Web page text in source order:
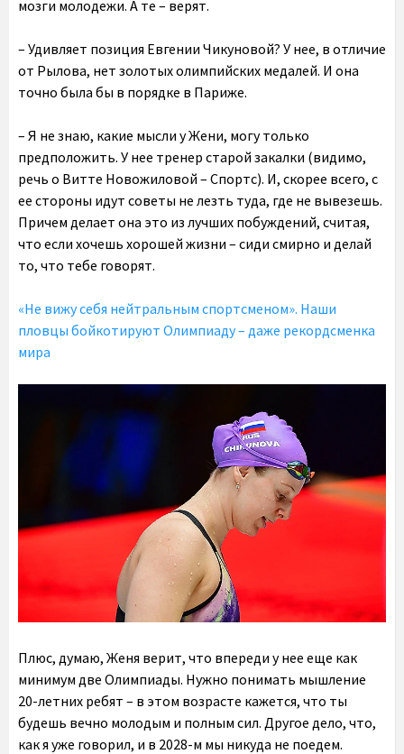
мозги молодежи. А те – верят.
– Удивляет позиция Евгении Чикуновой? У нее, в отличие
от Рылова, нет золотых олимпийских медалей. И она
точно была бы в порядке в Париже.
– Я не знаю, какие мысли у Жени, могу только
предположить. У нее тренер старой закалки (видимо,
речь о Витте Новожиловой – Спортс). И, скорее всего, с
ее стороны идут советы не лезть туда, где не вывезешь.
Причем делает она это из лучших побуждений, считая,
что если хочешь хорошей жизни – сиди смирно и делай
то, что тебе говорят.
«Не вижу себя нейтральным спортсменом». Наши
пловцы бойкотируют Олимпиаду – даже рекордсменка
мира
Плюс, думаю, Женя верит, что впереди у нее еще как
минимум две Олимпиады. Нужно понимать мышление
20-летних ребят – в этом возрасте кажется, что ты
будешь вечно молодым и полным сил. Другое дело, что,
как я уже говорил, и в 2028-м мы никуда не поедем.